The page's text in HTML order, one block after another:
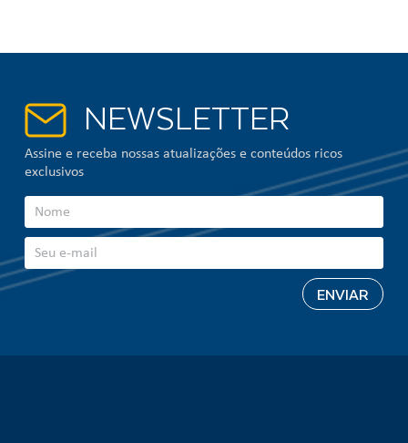
NEWSLETTER
Assine e receba nossas atualizações e conteúdos ricos
exclusivos